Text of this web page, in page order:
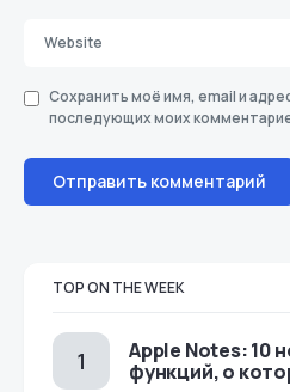
Сохранить моё имя, email и
последующих моих
TOP ON THE WEEK
Apple Notes: 10
функций, о